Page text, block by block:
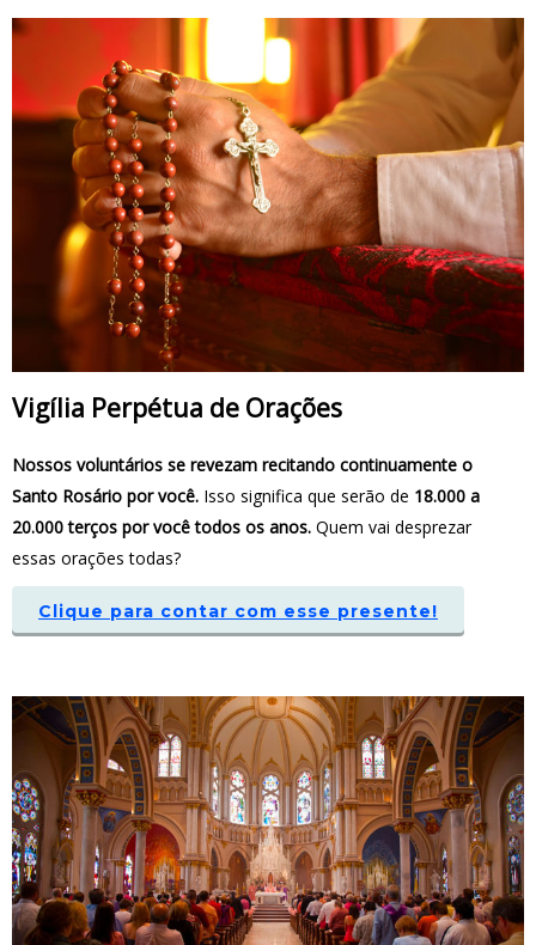
Vigília Perpétua de Orações
Nossos voluntários se revezam recitando continuamente o
Santo Rosário por você. Isso significa que serão de 18.000 a
20.000 terços por você todos os anos. Quem vai desprezar
essas orações todas?
Clique para contar com esse presente!